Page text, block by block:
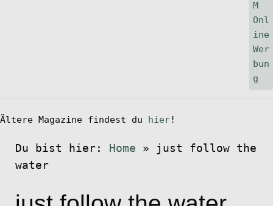
Ältere Magazine findest du hier!
Du bist hier: Home »
just follow the
water